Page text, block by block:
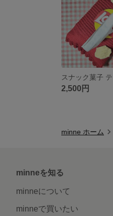
2,500円
minne ホーム
minneを知る
minneについて
minneで買いたい